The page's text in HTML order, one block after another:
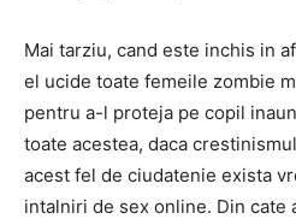
Mai tarziu, cand este inchis in
el ucide toate femeile zombie
pentru a-l proteja pe copil
toate acestea, daca
acest fel de ciudatenie exista
intalniri de sex online. Din cate